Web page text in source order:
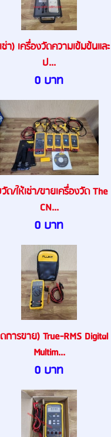
ช่า) เครื่องวัดความเข้มข้นและ
ป...
0 บาท
ด/ให้เช่า/ขายเครื่องวัด The
CN...
0 บาท
การขาย) True-RMS Digital
Multim...
0 บาท